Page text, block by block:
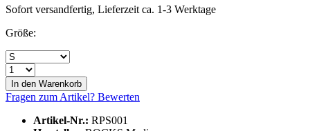
Sofort versandfertig, Lieferzeit ca. 1-3 Werktage
Größe:
In den Warenkorb
Fragen zum Artikel? Bewerten
Artikel-Nr.: RPS001